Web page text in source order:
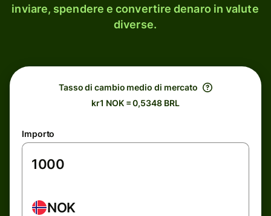
inviare, spendere e convertire denaro in valute
diverse.
Tasso di cambio medio di mercato
kr1 NOK = 0,5348 BRL
Importo
NOK